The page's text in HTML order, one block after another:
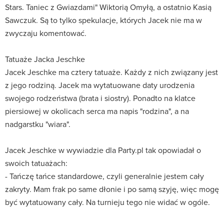
Stars. Taniec z Gwiazdami" Wiktorią Omyłą, a ostatnio Kasią
Sawczuk. Są to tylko spekulacje, których Jacek nie ma w
zwyczaju komentować.
Tatuaże Jacka Jeschke
Jacek Jeschke ma cztery tatuaże. Każdy z nich związany jest
z jego rodziną. Jacek ma wytatuowane daty urodzenia
swojego rodzeństwa (brata i siostry). Ponadto na klatce
piersiowej w okolicach serca ma napis "rodzina", a na
nadgarstku "wiara".
Jacek Jeschke w wywiadzie dla Party.pl tak opowiadał o
swoich tatuażach:
- Tańczę tańce standardowe, czyli generalnie jestem cały
zakryty. Mam frak po same dłonie i po samą szyję, więc mogę
być wytatuowany cały. Na turnieju tego nie widać w ogóle.